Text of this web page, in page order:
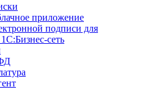
приложение
подписи для
сеть